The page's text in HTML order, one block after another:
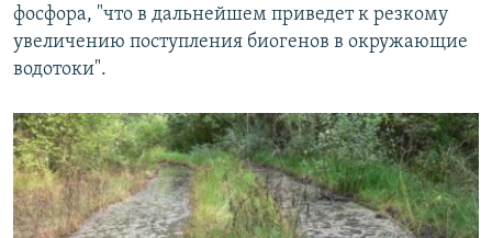
фосфора, "что в дальнейшем приведет к резкому
увеличению поступления биогенов в окружающие
водотоки".